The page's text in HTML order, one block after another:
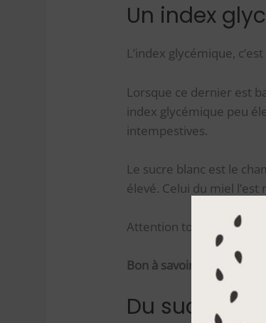
Un index
L’index glycémique,
Lorsque ce dernier est
index glycémique peu
intempestives.
Le sucre blanc est le
élevé. Celui du miel
Attention toutefois à
Bon à savoir : l’indice
Du sucre